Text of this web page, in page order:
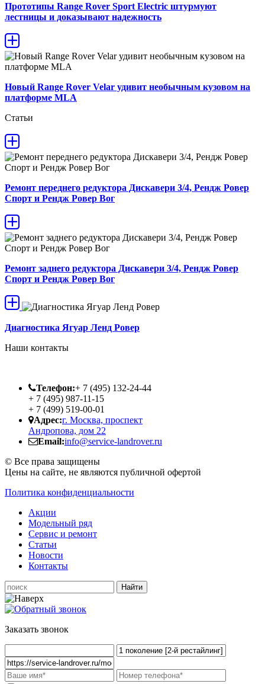
Прототипы Range Rover Sport Electric штурмуют
лестницы и доказывают надежность
Новый Range Rover Velar удивит необычным кузовом на
платформе MLA
Статьи
Ремонт переднего редуктора Дискавери 3/4, Рендж Ровер
Спорт и Рендж Ровер Вог
Ремонт заднего редуктора Дискавери 3/4, Рендж Ровер
Спорт и Рендж Ровер Вог
Диагностика Ягуар Ленд Ровер
Наши контакты
Телефон:+ 7 (495) 132-24-44
+ 7 (495) 987-11-15
+ 7 (499) 519-00-01
Адрес:г. Москва, проспект
Андропова, дом 22
Email:info@service-landrover.ru
© Все права защищены
Цены на сайте, не являются публичной офертой
Политика конфиденциальности
Акции
Модельный ряд
Сервис и ремонт
Статьи
Новости
Контакты
Заказать звонок